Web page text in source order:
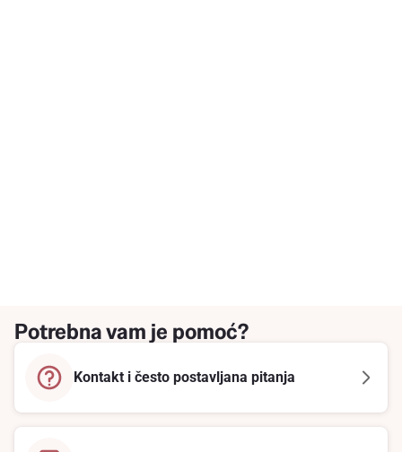
Potrebna vam je pomoć?
Kontakt i često postavljana pitanja